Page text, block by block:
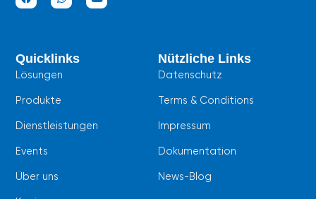
F
o
o
k
W
a
p
p
Y
Quicklinks
Lösungen
Produkte
Dienstleistungen
Events
Über uns
Nützliche Links
Datenschutz
Terms & Conditions
Impressum
Dokumentation
News-Blog